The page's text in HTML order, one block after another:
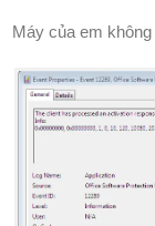
Máy của em